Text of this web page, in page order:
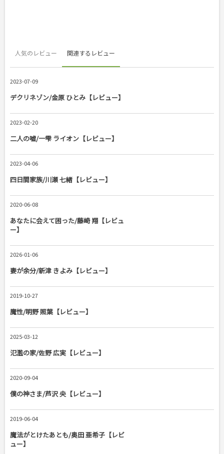
人気のレビュー 関連するレビュー
2023-07-09
デクリネゾン/金原 ひとみ【レビュー】
2023-02-20
二人の嘘/一雫 ライオン【レビュー】
2023-04-06
四日間家族/川瀬 七緒【レビュー】
2020-06-08
あなたに会えて困った/藤崎 翔【レビュ
ー】
2026-01-06
妻が余分/新津 きよみ【レビュー】
2019-10-27
魔性/明野 照葉【レビュー】
2025-03-12
氾濫の家/佐野 広実【レビュー】
2020-09-04
僕の神さま/芦沢 央【レビュー】
2019-06-04
魔法がとけたあとも/奥田 亜希子【レビ
ュー】